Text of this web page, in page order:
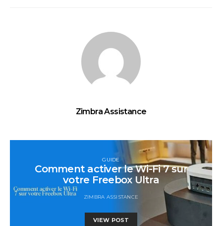
Zimbra Assistance
GUIDE
Comment activer le Wi-Fi 7 sur
votre Freebox Ultra
ZIMBRA ASSISTANCE
VIEW POST